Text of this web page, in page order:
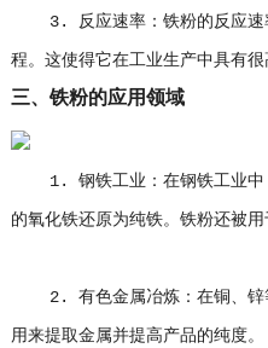
3. 反应速率：铁粉的反应速
程。这使得它在工业生产中具有很
三、铁粉的应用领域
1. 钢铁工业：在钢铁工业中
的氧化铁还原为纯铁。铁粉还被用
2. 有色金属冶炼：在铜、锌
用来提取金属并提高产品的纯度。